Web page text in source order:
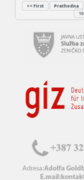
<< First
Prethodna
10